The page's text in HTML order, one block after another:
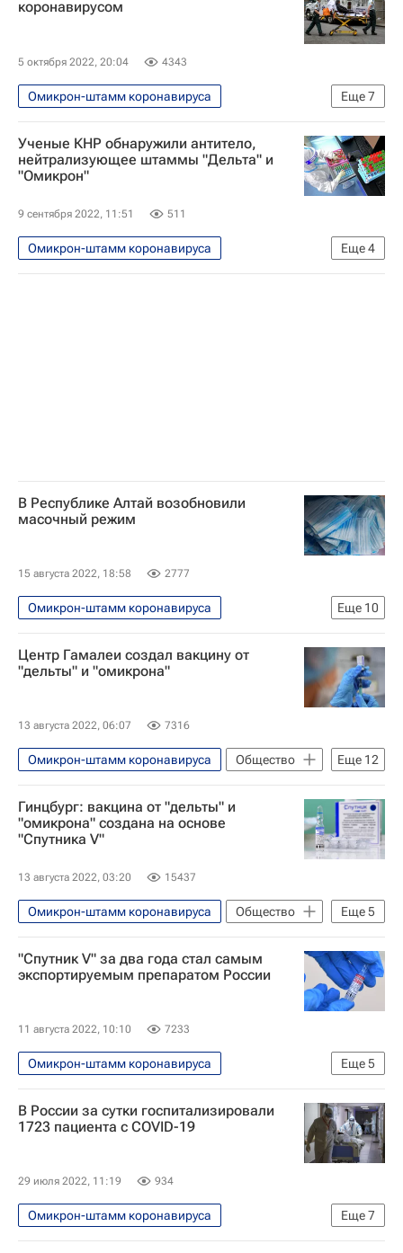
Курчатовский институт
Коронавирус COVID-19
Коронавирус в России
коронавирусом
5 октября 2022, 20:04 4343
Еще7
Омикрон-штамм коронавируса
Распространение коронавируса
В мире
Здоровье - Общество
Тедрос Адханом Гебрейесус
Коронавирус в России
Ученые КНР обнаружили антитело,
нейтрализующее штаммы "Дельта" и
"Омикрон"
9 сентября 2022, 11:51 511
Еще4
Омикрон-штамм коронавируса
Россия-Китай: Главное
Китай
В Республике Алтай возобновили
масочный режим
15 августа 2022, 18:58 2777
Еще 10
Омикрон-штамм коронавируса
Распространение коронавируса
Республика Алтай
Медицинские маски
Общество
Коронавирус в России
Коронавирус COVID-19
Коронавирусы
Новости - Туризм
Центр Гамалеи создал вакцину от
"дельты" и "омикрона"
13 августа 2022, 06:07 7316
Еще 12
Омикрон-штамм коронавируса
Общество
Здоровье - Общество
Кирилл Дмитриев
Россия
Российский фонд прямых инвестиций
The Lancet
Коронавирус COVID-19
Вакцина "Спутник V"
Вакцинация россиян от COVID-19
Дельта-штамм коронавируса
Александр Гинцбург
РФПИ против Covid 19
Гинцбург: вакцина от "дельты" и
"омикрона" создана на основе
"Спутника V"
13 августа 2022, 03:20 15437
Еще5
Омикрон-штамм коронавируса
Общество
Вакцина "Спутник V"
Вакцинация россиян от COVID-19
РФПИ против Covid 19
"Спутник V" за два года стал самым
экспортируемым препаратом России
11 августа 2022, 10:10 7233
Еще5
Омикрон-штамм коронавируса
Коронавирус в России
Вакцина "Спутник V"
Россия
РФПИ против Covid 19
В России за сутки госпитализировали
1723 пациента с COVID-19
29 июля 2022, 11:19 934
Еще7
Омикрон-штамм коронавируса
Распространение коронавируса